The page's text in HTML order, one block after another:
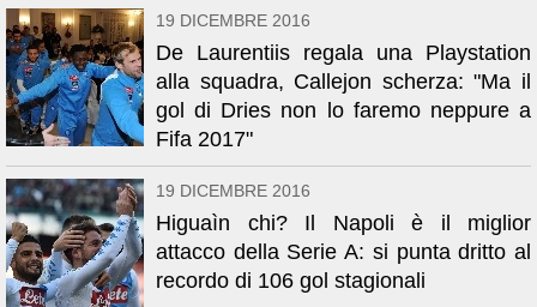
19 DICEMBRE 2016
De Laurentiis regala una Playstation
alla squadra, Callejon scherza: "Ma il
gol di Dries non lo faremo neppure a
Fifa 2017"
19 DICEMBRE 2016
Higuaìn chi? Il Napoli è il miglior
attacco della Serie A: si punta dritto al
recordo di 106 gol stagionali